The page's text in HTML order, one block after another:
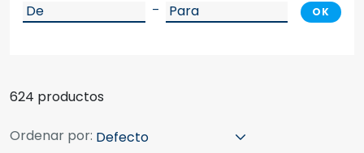
–
OK
624 productos
Ordenar por: